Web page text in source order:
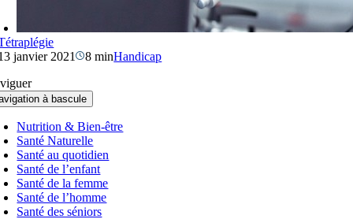
janvier 2021
8 minHandicap
à bascule
Nutrition & Bien-être
Santé Naturelle
Santé au quotidien
Santé de l’enfant
Santé de la femme
Santé de l’homme
Santé des séniors